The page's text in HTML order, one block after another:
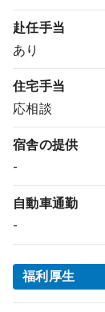
赴任手当
あり
住宅手当
応相談
宿舎の提供
-
自動車通勤
-
福利厚生